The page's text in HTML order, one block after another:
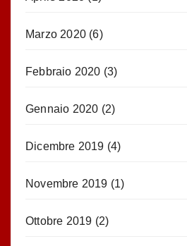
Marzo 2020 (6)
Febbraio 2020 (3)
Gennaio 2020 (2)
Dicembre 2019 (4)
Novembre 2019 (1)
Ottobre 2019 (2)